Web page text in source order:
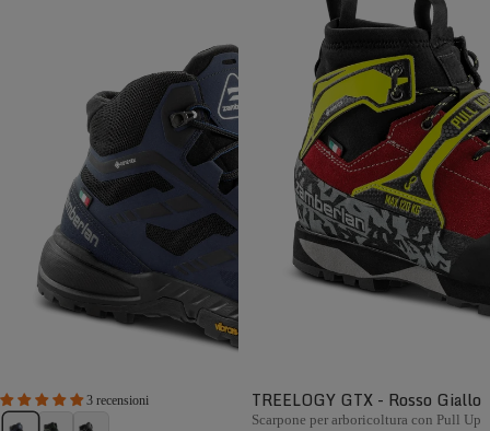
3 recensioni TREELOGY GTX - Rosso Giallo
Scarpone per arboricoltura con Pull Up